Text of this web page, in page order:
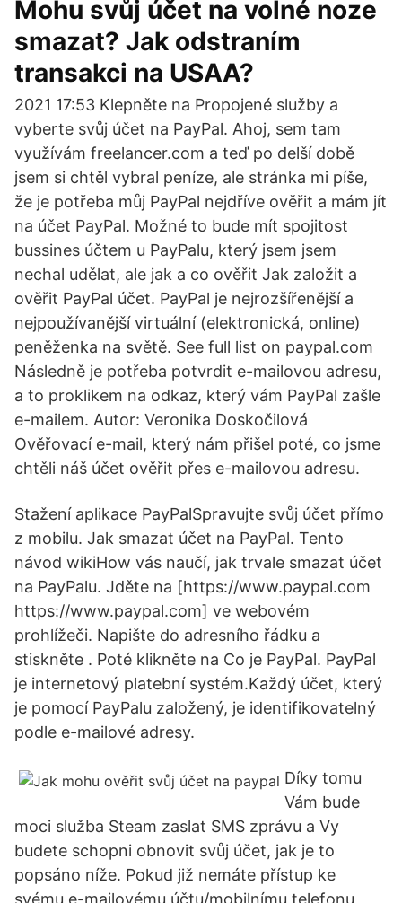
Mohu svůj účet na volné noze
smazat? Jak odstraním
transakci na USAA?
2021 17:53 Klepněte na Propojené služby a
vyberte svůj účet na PayPal. Ahoj, sem tam
využívám freelancer.com a teď po delší době
jsem si chtěl vybral peníze, ale stránka mi píše,
že je potřeba můj PayPal nejdříve ověřit a mám jít
na účet PayPal. Možné to bude mít spojitost
bussines účtem u PayPalu, který jsem jsem
nechal udělat, ale jak a co ověřit Jak založit a
ověřit PayPal účet. PayPal je nejrozšířenější a
nejpoužívanější virtuální (elektronická, online)
peněženka na světě. See full list on paypal.com
Následně je potřeba potvrdit e-mailovou adresu,
a to proklikem na odkaz, který vám PayPal zašle
e-mailem. Autor: Veronika Doskočilová
Ověřovací e-mail, který nám přišel poté, co jsme
chtěli náš účet ověřit přes e-mailovou adresu.
Stažení aplikace PayPalSpravujte svůj účet přímo
z mobilu. Jak smazat účet na PayPal. Tento
návod wikiHow vás naučí, jak trvale smazat účet
na PayPalu. Jděte na [https://www.paypal.com
https://www.paypal.com] ve webovém
prohlížeči. Napište do adresního řádku a
stiskněte . Poté klikněte na Co je PayPal. PayPal
je internetový platební systém.Každý účet, který
je pomocí PayPalu založený, je identifikovatelný
podle e-mailové adresy.
Díky tomu
Vám bude
moci služba Steam zaslat SMS zprávu a Vy
budete schopni obnovit svůj účet, jak je to
popsáno níže. Pokud již nemáte přístup ke
svému e-mailovému účtu/mobilnímu telefonu